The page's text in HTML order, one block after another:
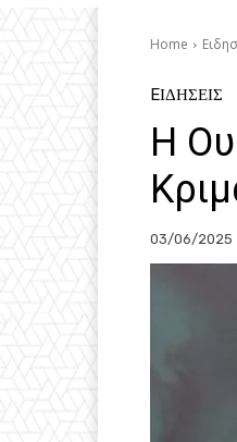
Home
EΙΔΗΣΕΙΣ
Η
03/06/2025